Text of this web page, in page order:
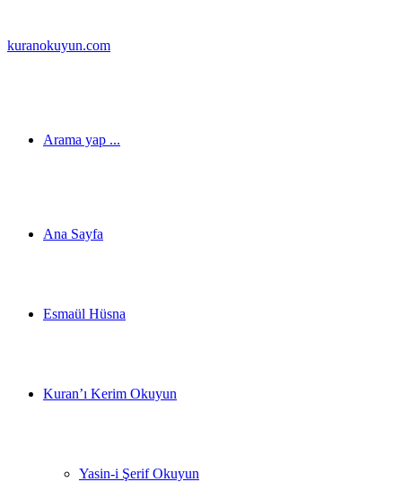
kuranokuyun.com
Arama yap ...
Ana Sayfa
Esmaül Hüsna
Kuran’ı Kerim Okuyun
Yasin-i Şerif Okuyun